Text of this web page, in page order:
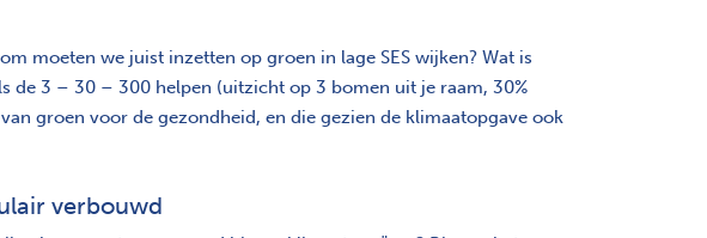
moeten we juist inzetten op groen in lage SES wijken? Wat is
de 3 – 30 – 300 helpen (uitzicht op 3 bomen uit je raam, 30%
groen voor de gezondheid, en die gezien de klimaatopgave ook
verbouwd